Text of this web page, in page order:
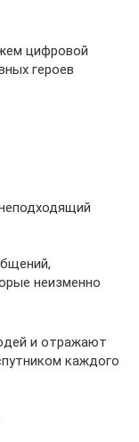
цифровой
героев
неизменно
и отражают
каждого